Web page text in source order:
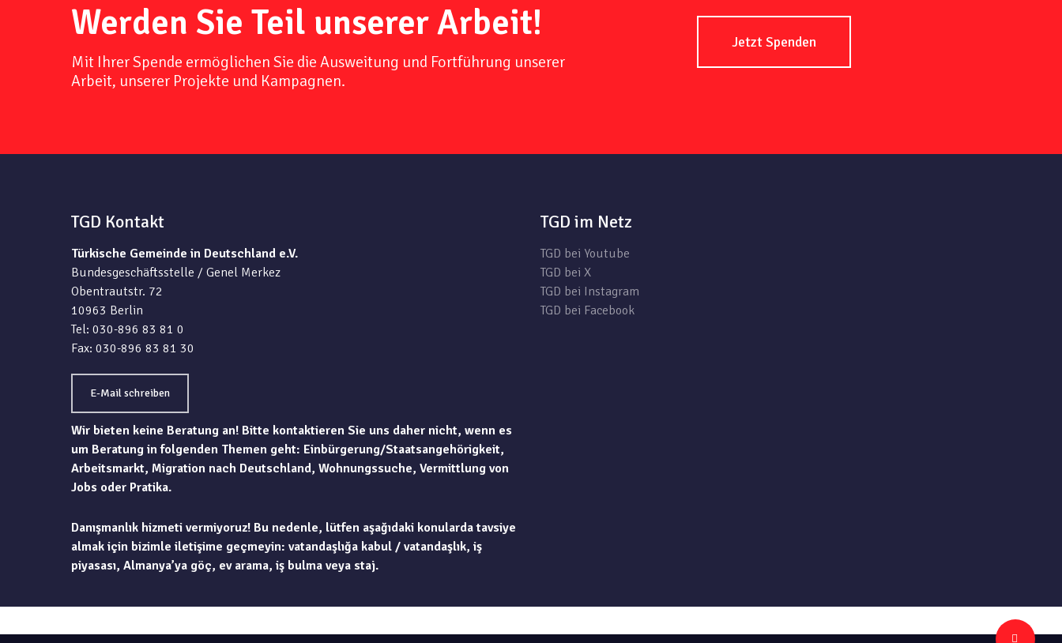
Werden Sie Teil unserer Arbeit!
Mit Ihrer Spende ermöglichen Sie die Ausweitung und Fortführung unserer
Arbeit, unserer Projekte und Kampagnen.
Jetzt Spenden
TGD Kontakt
Türkische Gemeinde in Deutschland e.V.
Bundesgeschäftsstelle / Genel Merkez
Obentrautstr. 72
10963 Berlin
Tel: 030-896 83 81 0
Fax: 030-896 83 81 30
E-Mail schreiben
Wir bieten keine Beratung an! Bitte kontaktieren Sie uns daher nicht, wenn es
um Beratung in folgenden Themen geht: Einbürgerung/Staatsangehörigkeit,
Arbeitsmarkt, Migration nach Deutschland, Wohnungssuche, Vermittlung von
Jobs oder Pratika.
Danışmanlık hizmeti vermiyoruz! Bu nedenle, lütfen aşağıdaki konularda tavsiye
almak için bizimle iletişime geçmeyin: vatandaşlığa kabul / vatandaşlık, iş
piyasası, Almanya’ya göç, ev arama, iş bulma veya staj.
TGD im Netz
TGD bei Youtube
TGD bei X
TGD bei Instagram
TGD bei Facebook